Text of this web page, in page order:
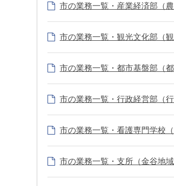
市の業務一覧・産業経済部（
市の業務一覧・観光文化部（
市の業務一覧・都市基盤部（
市の業務一覧・行政経営部（
市の業務一覧・看護専門学校（
市の業務一覧・支所（金谷地